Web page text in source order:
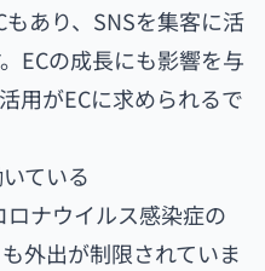
あり、SNSを集客に活
ECの成長にも影響を与
用がECに求められるで
ている
ナウイルス感染症の
外出が制限されていま